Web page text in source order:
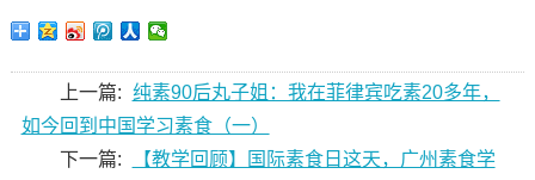
上一篇: 纯素90后丸子姐：我在菲律宾吃素20多年，
如今回到中国学习素食（一）
下一篇:
【教学回顾】国际素食日这天，广州素食学